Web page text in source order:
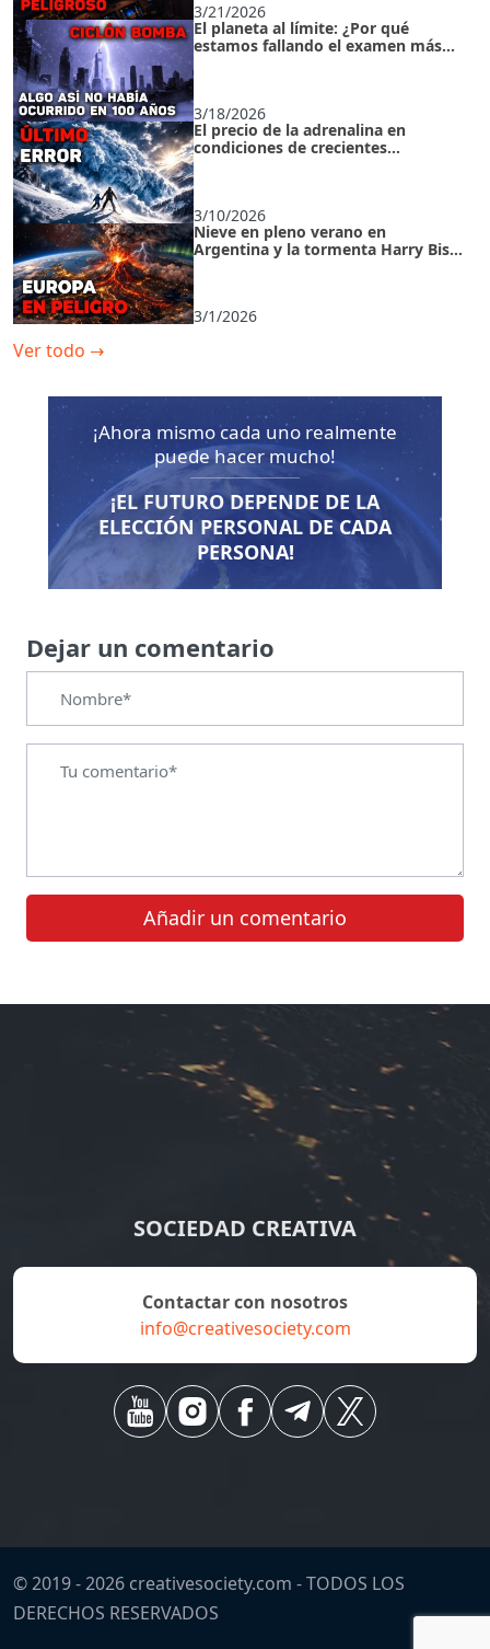
3/21/2026
El planeta al límite: ¿Por qué
estamos fallando el examen más
3/18/2026
El precio de la adrenalina en
condiciones de crecientes
3/10/2026
Nieve en pleno verano en
Argentina y la tormenta Harry Bis:
3/1/2026
Ver todo →
¡Ahora mismo cada uno realmente
puede hacer mucho!
¡EL FUTURO DEPENDE DE LA
ELECCIÓN PERSONAL DE CADA
PERSONA!
Dejar un comentario
Añadir un comentario
SOCIEDAD CREATIVA
Contactar con nosotros
info@creativesociety.com
© 2019 -2026 creativesociety.com -TODOS LOS
DERECHOS RESERVADOS